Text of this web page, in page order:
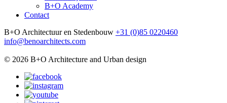
B+O Academy
Contact
B+O Architectuur en Stedenbouw +31 (0)85 0220460
info@benoarchitects.com
© 2026 B+O Architecture and Urban design